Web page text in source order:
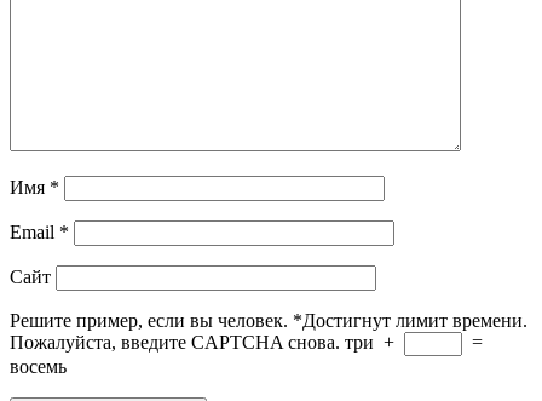
Имя *
Email *
Сайт
Решите пример, если вы человек. *Достигнут лимит времени.
Пожалуйста, введите CAPTCHA снова. три +
=
восемь